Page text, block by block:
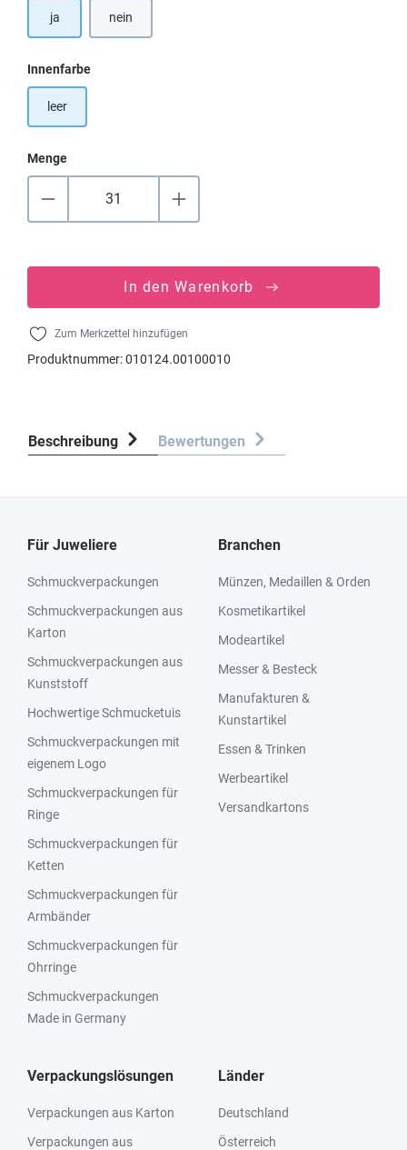
ja nein
Innenfarbeauswählen
leer
Menge
In den Warenkorb
Zum Merkzettel hinzufügen
Produktnummer:010124.00100010
Beschreibung Bewertungen
Für Juweliere
Schmuckverpackungen
Schmuckverpackungen aus
Karton
Schmuckverpackungen aus
Kunststoff
Hochwertige Schmucketuis
Schmuckverpackungen mit
eigenem Logo
Schmuckverpackungen für
Ringe
Schmuckverpackungen für
Ketten
Schmuckverpackungen für
Armbänder
Schmuckverpackungen für
Ohrringe
Schmuckverpackungen
Made in Germany
Branchen
Münzen, Medaillen & Orden
Kosmetikartikel
Modeartikel
Messer & Besteck
Manufakturen &
Kunstartikel
Essen & Trinken
Werbeartikel
Versandkartons
Verpackungslösungen
Verpackungen aus Karton
Verpackungen aus
Länder
Deutschland
Österreich